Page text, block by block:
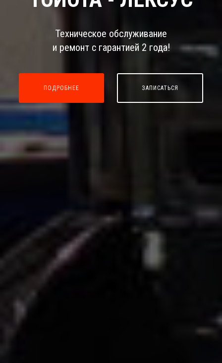
Техническое обслуживание
и ремонт с гарантией 2 года!
ПОДРОБНЕЕ ЗАПИСАТЬСЯ